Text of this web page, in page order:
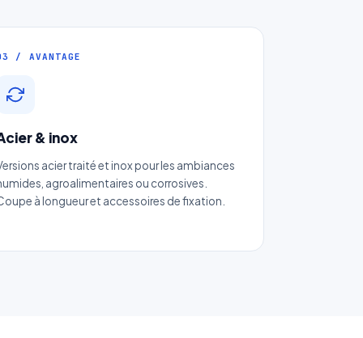
/ AVANTAGE
& inox
acier traité et inox pour les ambiances
agroalimentaires ou corrosives.
à longueur et accessoires de fixation.